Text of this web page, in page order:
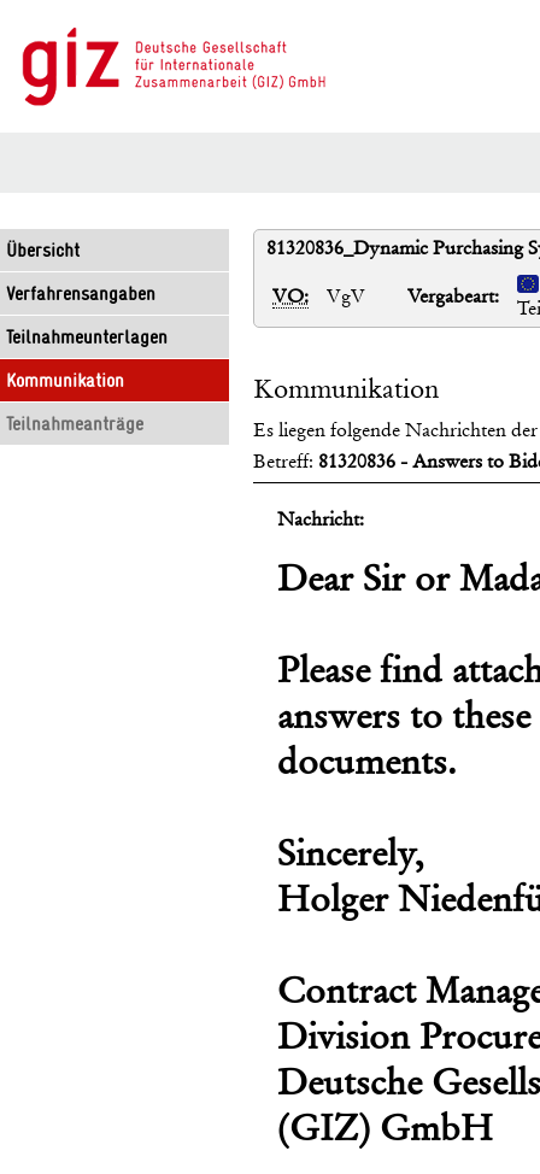
Übersicht
Verfahrensangaben
Teilnahmeunterlagen
Kommunikation
Teilnahmeanträge
81320836_Dynamic Purchasing
VO: VgV Vergabeart:
Kommunikation
Es liegen folgende Nachrichten der
Betreff: 81320836 - Answers to
Nachricht:
Dear Sir or
Please find
answers to
documents.
Sincerely,
Holger
Contract
Division
Deutsche
(GIZ) GmbH